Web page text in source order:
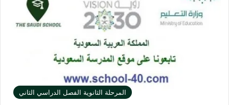
المرحلة الثانوية الفصل الدراسي الثاني